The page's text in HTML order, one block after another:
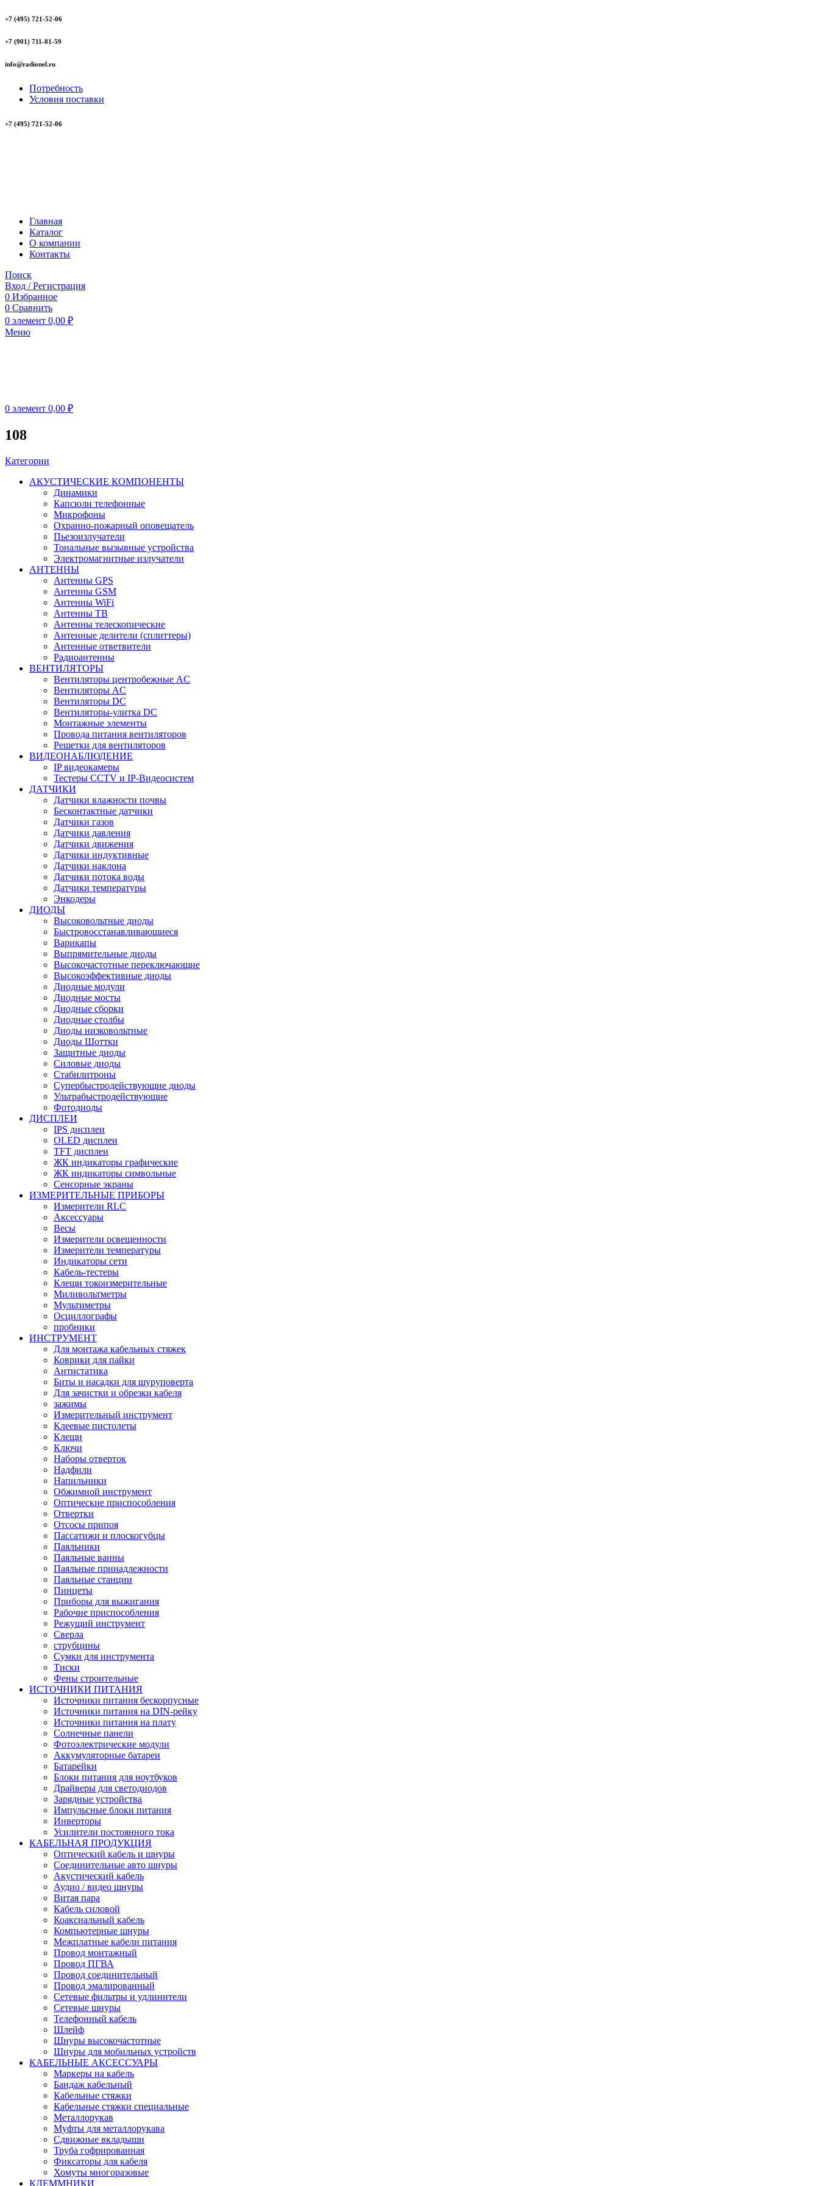
+7 (495) 721-52-06
+7 (901) 711-81-59
info@radionel.ru
Потребность
Условия поставки
+7 (495) 721-52-06
Главная
Каталог
О компании
Контакты
Поиск
Вход / Регистрация
0 Избранное
0 Сравнить
0 элемент 0,00 ₽
Меню
0 элемент 0,00 ₽
108
Категории
АКУСТИЧЕСКИЕ КОМПОНЕНТЫ
Динамики
Капсюли телефонные
Микрофоны
Охранно-пожарный оповещатель
Пьезоизлучатели
Тональные вызывные устройства
Электромагнитные излучатели
АНТЕННЫ
Антенны GPS
Антенны GSM
Антенны WiFi
Антенны ТВ
Антенны телескопические
Антенные делители (сплиттеры)
Антенные ответвители
Радиоантенны
ВЕНТИЛЯТОРЫ
Вентиляторы центробежные AC
Вентиляторы AC
Вентиляторы DC
Вентиляторы-улитка DC
Монтажные элементы
Провода питания вентиляторов
Решетки для вентиляторов
ВИДЕОНАБЛЮДЕНИЕ
IP видеокамеры
Тестеры CCTV и IP-Видеосистем
ДАТЧИКИ
Датчики влажности почвы
Бесконтактные датчики
Датчики газов
Датчики давления
Датчики движения
Датчики индуктивные
Датчики наклона
Датчики потока воды
Датчики температуры
Энкодеры
ДИОДЫ
Высоковольтные диоды
Быстровосстанавливающиеся
Варикапы
Выпрямительные диоды
Высокочастотные переключающие
Высокоэффективные диоды
Диодные модули
Диодные мосты
Диодные сборки
Диодные столбы
Диоды низковольтные
Диоды Шоттки
Защитные диоды
Силовые диоды
Стабилитроны
Супербыстродействующие диоды
Ультрабыстродействующие
Фотодиоды
ДИСПЛЕИ
IPS дисплеи
OLED дисплеи
TFT дисплеи
ЖК индикаторы графические
ЖК индикаторы символьные
Сенсорные экраны
ИЗМЕРИТЕЛЬНЫЕ ПРИБОРЫ
Измерители RLC
Аксессуары
Весы
Измерители освещенности
Измерители температуры
Индикаторы сети
Кабель-тестеры
Клещи токоизмерительные
Миливольтметры
Мультиметры
Осциллографы
пробники
ИНСТРУМЕНТ
Для монтажа кабельных стяжек
Коврики для пайки
Антистатика
Биты и насадки для шуруповерта
Для зачистки и обрезки кабеля
зажимы
Измерительный инструмент
Клеевые пистолеты
Клещи
Ключи
Наборы отверток
Надфили
Напильники
Обжимной инструмент
Оптические приспособления
Отвертки
Отсосы припоя
Пассатижи и плоскогубцы
Паяльники
Паяльные ванны
Паяльные принадлежности
Паяльные станции
Пинцеты
Приборы для выжигания
Рабочие приспособления
Режущий инструмент
Сверла
струбцины
Сумки для инструмента
Тиски
Фены строительные
ИСТОЧНИКИ ПИТАНИЯ
Источники питания бескорпусные
Источники питания на DIN-рейку
Источники питания на плату
Солнечные панели
Фотоэлектрические модули
Аккумуляторные батареи
Батарейки
Блоки питания для ноутбуков
Драйверы для светодиодов
Зарядные устройства
Импульсные блоки питания
Инверторы
Усилители постоянного тока
КАБЕЛЬНАЯ ПРОДУКЦИЯ
Оптический кабель и шнуры
Соединительные авто шнуры
Акустический кабель
Аудио / видео шнуры
Витая пара
Кабель силовой
Коаксиальный кабель
Компьютерные шнуры
Межплатные кабели питания
Провод монтажный
Провод ПГВА
Провод соединительный
Провод эмалированный
Сетевые фильтры и удлинители
Сетевые шнуры
Телефонный кабель
Шлейф
Шнуры высокочастотные
Шнуры для мобильных устройств
КАБЕЛЬНЫЕ АКСЕССУАРЫ
Маркеры на кабель
Бандаж кабельный
Кабельные стяжки
Кабельные стяжки специальные
Металлорукав
Муфты для металлорукава
Сдвижные вкладыши
Труба гофрированная
Фиксаторы для кабеля
Хомуты многоразовые
КЛЕММНИКИ